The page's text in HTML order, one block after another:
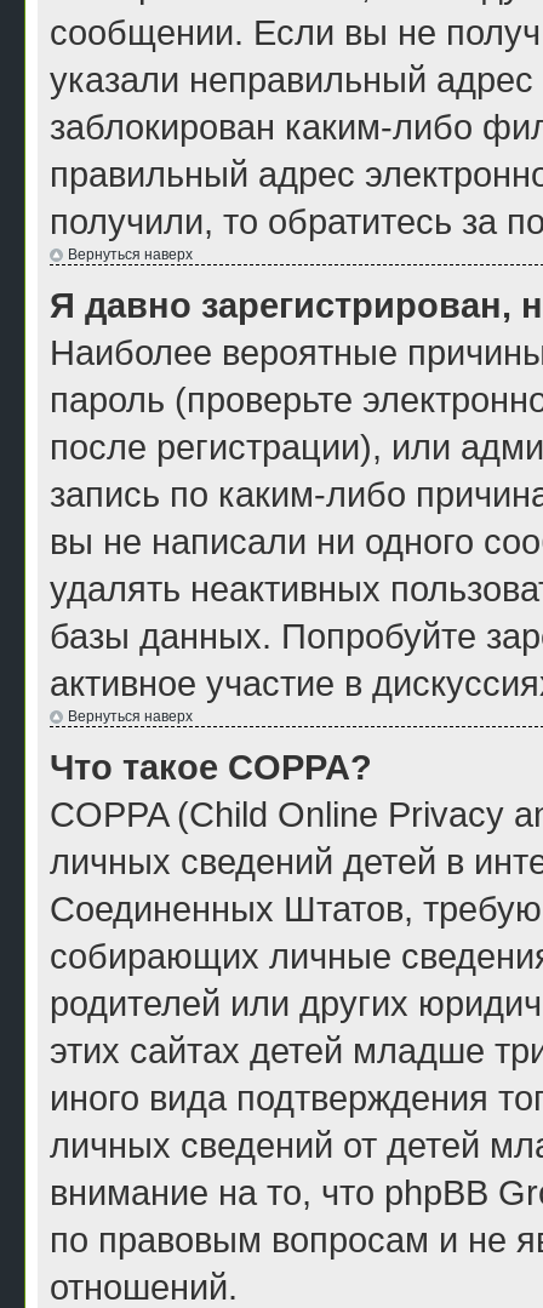
сообщении. Если вы не
указали неправильный
заблокирован каким-либо
правильный адрес
получили, то обратитесь за
Вернуться наверх
Я давно зарегистрирован,
Наиболее вероятные
пароль (проверьте
после регистрации), или
запись по каким-либо
вы не написали ни одного
удалять неактивных
базы данных. Попробуйте
активное участие в
Вернуться наверх
Что такое COPPA?
COPPA (Child Online Privacy
личных сведений детей в
Соединенных Штатов,
собирающих личные
родителей или других
этих сайтах детей младше
иного вида подтверждения
личных сведений от детей
внимание на то, что phpBB
по правовым вопросам и не
отношений.